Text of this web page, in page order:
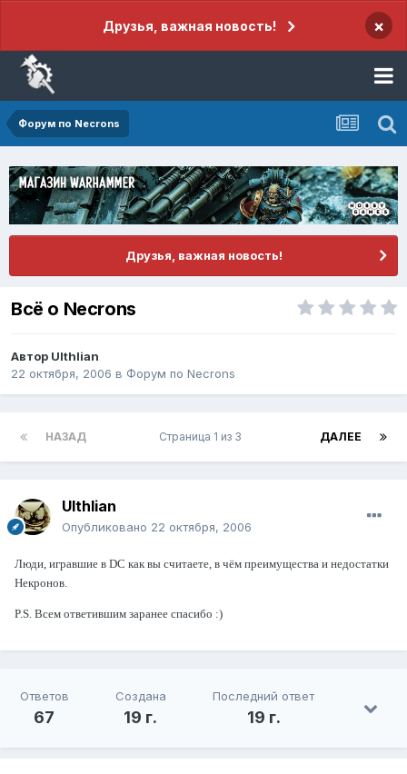
Друзья, важная новость! ×
Форум по Necrons
Друзья, важная новость!
Всё о Necrons
Автор Ulthlian
22 октября, 2006 в Форум по Necrons
НАЗАД ДАЛЕЕ
Страница 1 из 3
Ulthlian
Опубликовано 22 октября, 2006
Люди, игравшие в DC как вы считаете, в чём преимущества и недостатки
Некронов.
P.S. Всем ответившим заранее спасибо :)
Ответов
67
Создана
19 г.
Последний ответ
19 г.